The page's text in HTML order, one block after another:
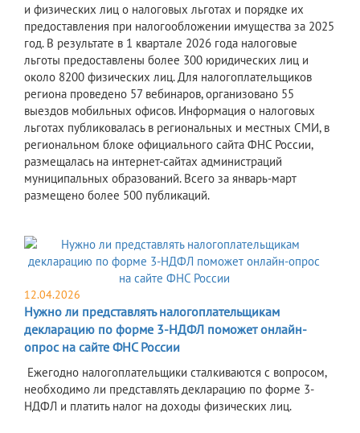
и физических лиц о налоговых льготах и порядке их
предоставления при налогообложении имущества за 2025
год. В результате в 1 квартале 2026 года налоговые
льготы предоставлены более 300 юридических лиц и
около 8200 физических лиц. Для налогоплательщиков
региона проведено 57 вебинаров, организовано 55
выездов мобильных офисов. Информация о налоговых
льготах публиковалась в региональных и местных СМИ, в
региональном блоке официального сайта ФНС России,
размещалась на интернет-сайтах администраций
муниципальных образований. Всего за январь-март
размещено более 500 публикаций.
12.04.2026
Нужно ли представлять налогоплательщикам
декларацию по форме 3-НДФЛ поможет онлайн-
опрос на сайте ФНС России
Ежегодно налогоплательщики сталкиваются с вопросом,
необходимо ли представлять декларацию по форме 3-
НДФЛ и платить налог на доходы физических лиц.